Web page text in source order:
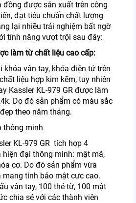
đồng được sản xuất trên công
đạt tiêu chuẩn chất lượng
lại nhiều trải nghiệm bất ngờ
tính năng vượt trội sau đây:
làm từ chất liệu cao cấp:
vân tay, khóa điện tử trên
liệu hợp kim kẽm, tuy nhiên
Kassler KL-979 GR được làm
Do đó sản phẩm có màu sắc
theo năm tháng.
thông minh
KL-979 GR tích hợp 4
đại thông minh: mật mã,
cơ. Do đó sản phẩm vừa
tính bảo mật cực cao.
vân tay, 100 thẻ từ, 100 mật
chia sẻ với các thành viên